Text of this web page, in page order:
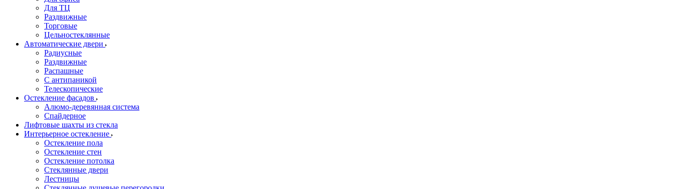
Для ТЦ
Раздвижные
Торговые
Цельностеклянные
Автоматические двери
Радиусные
Раздвижные
Распашные
С антипаникой
Телескопические
Остекление фасадов
Алюмо-деревянная система
Спайдерное
Лифтовые шахты из стекла
Интерьерное остекление
Остекление пола
Остекление стен
Остекление потолка
Стеклянные двери
Лестницы